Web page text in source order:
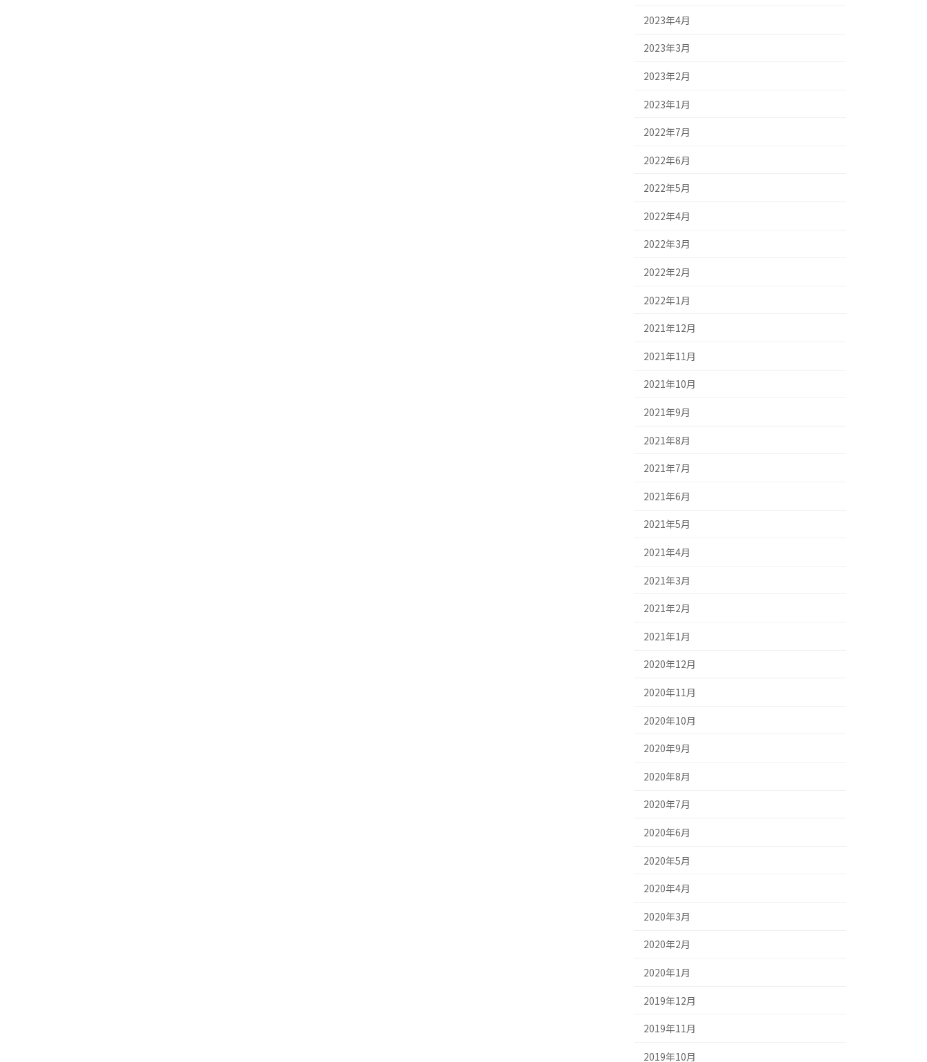
2023年4月
2023年3月
2023年2月
2023年1月
2022年7月
2022年6月
2022年5月
2022年4月
2022年3月
2022年2月
2022年1月
2021年12月
2021年11月
2021年10月
2021年9月
2021年8月
2021年7月
2021年6月
2021年5月
2021年4月
2021年3月
2021年2月
2021年1月
2020年12月
2020年11月
2020年10月
2020年9月
2020年8月
2020年7月
2020年6月
2020年5月
2020年4月
2020年3月
2020年2月
2020年1月
2019年12月
2019年11月
2019年10月